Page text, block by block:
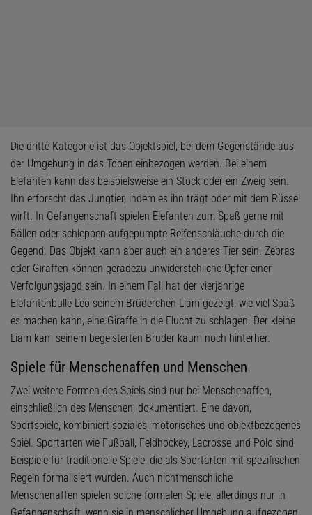
Die dritte Kategorie ist das Objektspiel, bei dem Gegenstände aus
der Umgebung in das Toben einbezogen werden. Bei einem
Elefanten kann das beispielsweise ein Stock oder ein Zweig sein.
Ihn erforscht das Jungtier, indem es ihn trägt oder mit dem Rüssel
wirft. In Gefangenschaft spielen Elefanten zum Spaß gerne mit
Bällen oder schleppen aufgepumpte Reifenschläuche durch die
Gegend. Das Objekt kann aber auch ein anderes Tier sein. Zebras
oder Giraffen können geradezu unwiderstehliche Opfer einer
Verfolgungsjagd sein. In einem Fall hat der vierjährige
Elefantenbulle Leo seinem Brüderchen Liam gezeigt, wie viel Spaß
es machen kann, eine Giraffe in die Flucht zu schlagen. Der kleine
Liam kam seinem begeisterten Bruder kaum noch hinterher.
Spiele für Menschenaffen und Menschen
Zwei weitere Formen des Spiels sind nur bei Menschenaffen,
einschließlich des Menschen, dokumentiert. Eine davon,
Sportspiele, kombiniert soziales, motorisches und objektbezogenes
Spiel. Sportarten wie Fußball, Feldhockey, Lacrosse und Polo sind
Beispiele für traditionelle Spiele, die als Sportarten mit spezifischen
Regeln formalisiert wurden. Auch nichtmenschliche
Menschenaffen spielen solche formalen Spiele, allerdings nur in